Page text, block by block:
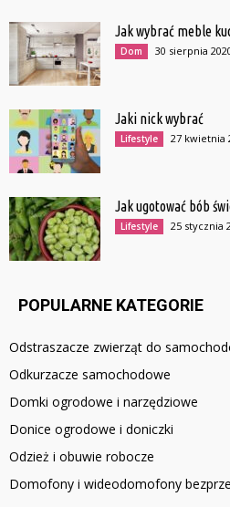
Jak wybrać meble
Dom 30 sierpnia
Jaki nick wybrać
Lifestyle 27 kwietnia
Jak ugotować bób
Lifestyle 25 stycznia
POPULARNE KATEGORIE
Odstraszacze zwierząt do
Odkurzacze samochodowe
Domki ogrodowe i narzędziowe
Donice ogrodowe i doniczki
Odzież i obuwie robocze
Domofony i wideodomofony